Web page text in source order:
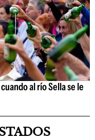
al río Sella se le